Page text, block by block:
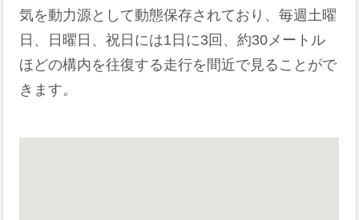
気を動力源として動態保存されており、毎週土曜
日、日曜日、祝日には1日に3回、約30メートル
ほどの構内を往復する走行を間近で見ることがで
きます。